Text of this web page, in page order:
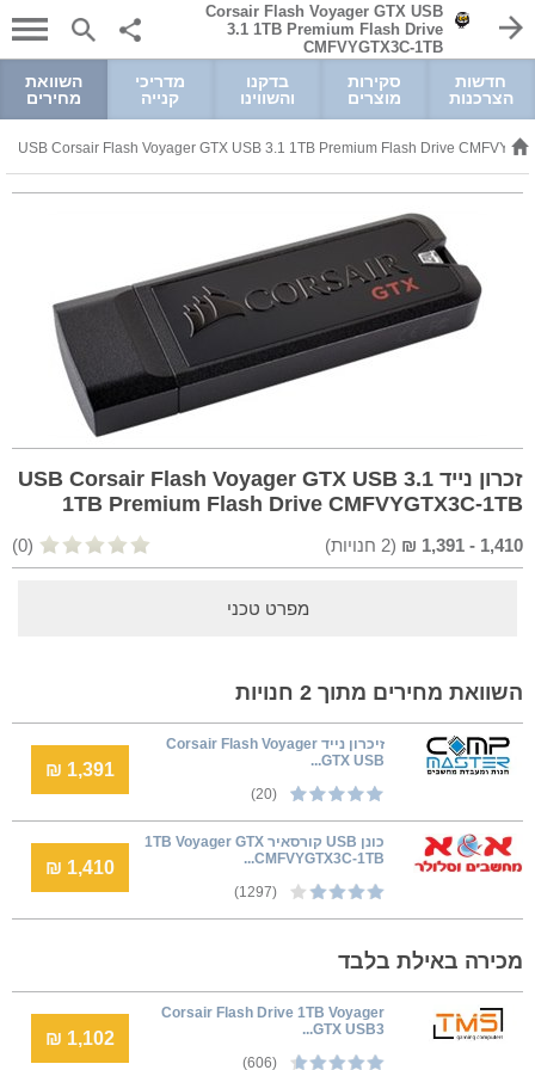
Corsair Flash Voyager GTX USB
3.1 1TB Premium Flash Drive
CMFVYGTX3C-1TB
חדשות
הצרכנות
סקירות
מוצרים
בדקנו
והשווינו
מדריכי
קנייה
השוואת
מחירים
זכרון נייד USB Corsair Flash Voyager GTX USB 3.1
1TB Premium Flash Drive CMFVYGTX3C-1TB
1,410
-
1,391
₪
(
2 חנויות) (0)
מפרט טכני
השוואת מחירים מתוך 2 חנויות
זיכרון נייד Corsair Flash Voyager
GTX USB...
(20)
1,391 ₪
כונן USB קורסאיר 1TB Voyager GTX
CMFVYGTX3C-1TB...
(1297)
1,410 ₪
מכירה באילת בלבד
Corsair Flash Drive 1TB Voyager
GTX USB3...
(606)
1,102 ₪